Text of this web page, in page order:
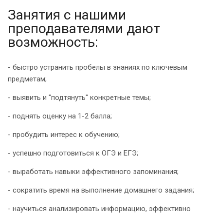
Занятия с нашими
преподавателями дают
возможность:
- быстро устранить пробелы в знаниях по ключевым
предметам;
- выявить и "подтянуть" конкретные темы;
- поднять оценку на 1-2 балла;
- пробудить интерес к обучению;
- успешно подготовиться к ОГЭ и ЕГЭ;
- выработать навыки эффективного запоминания;
- сократить время на выполнение домашнего задания;
- научиться анализировать информацию, эффективно